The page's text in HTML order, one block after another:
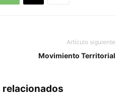
Artículo siguiente
Movimiento Territorial